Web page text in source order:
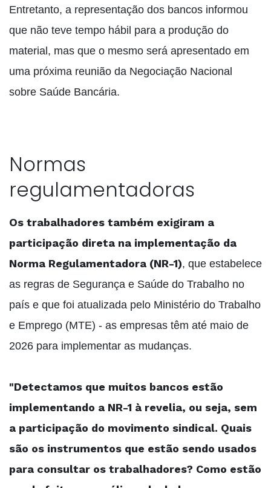
Entretanto, a representação dos bancos informou
que não teve tempo hábil para a produção do
material, mas que o mesmo será apresentado em
uma próxima reunião da Negociação Nacional
sobre Saúde Bancária.
Normas
regulamentadoras
Os trabalhadores também exigiram a
participação direta na implementação da
Norma Regulamentadora (NR-1), que estabelece
as regras de Segurança e Saúde do Trabalho no
país e que foi atualizada pelo Ministério do Trabalho
e Emprego (MTE) - as empresas têm até maio de
2026 para implementar as mudanças.
"Detectamos que muitos bancos estão
implementando a NR-1 à revelia, ou seja, sem
a participação do movimento sindical. Quais
são os instrumentos que estão sendo usados
para consultar os trabalhadores? Como estão